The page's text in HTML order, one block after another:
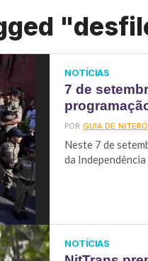
NOTÍCIAS
7 de
PORGUIA DE
Neste 7 de
da
NOTÍCIAS